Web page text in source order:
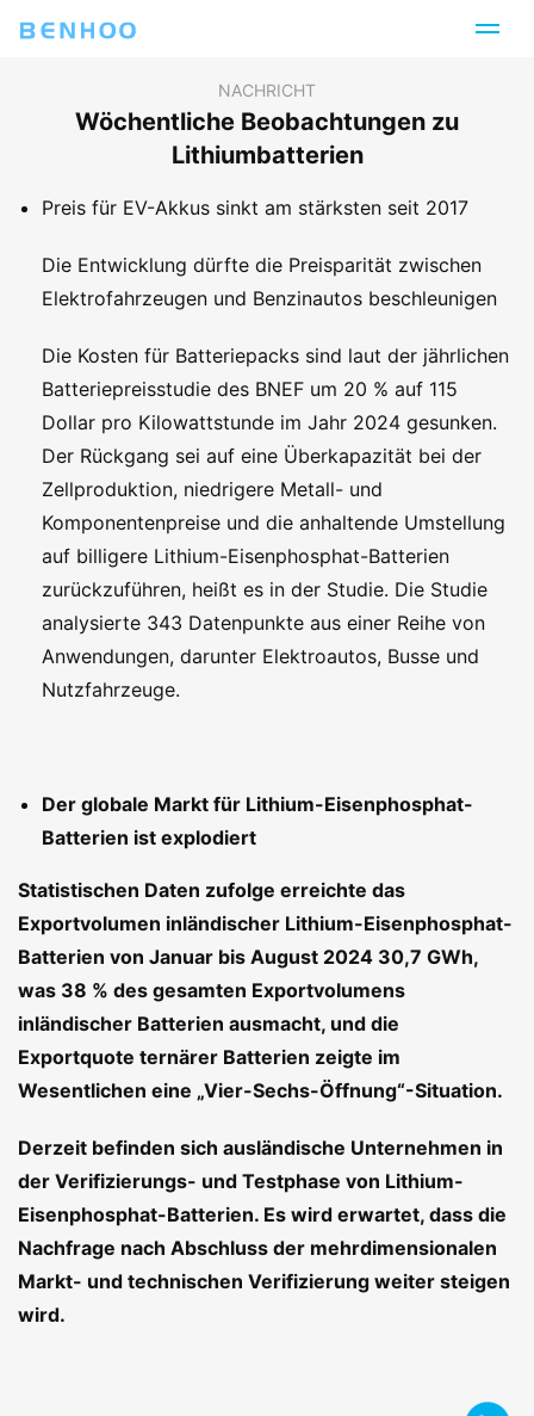
NACHRICHT
Wöchentliche Beobachtungen zu
Lithiumbatterien
Preis für EV-Akkus sinkt am stärksten seit 2017
Die Entwicklung dürfte die Preisparität zwischen
Elektrofahrzeugen und Benzinautos beschleunigen
Die Kosten für Batteriepacks sind laut der jährlichen
Batteriepreisstudie des BNEF um 20 % auf 115
Dollar pro Kilowattstunde im Jahr 2024 gesunken.
Der Rückgang sei auf eine Überkapazität bei der
Zellproduktion, niedrigere Metall- und
Komponentenpreise und die anhaltende Umstellung
auf billigere Lithium-Eisenphosphat-Batterien
zurückzuführen, heißt es in der Studie. Die Studie
analysierte 343 Datenpunkte aus einer Reihe von
Anwendungen, darunter Elektroautos, Busse und
Nutzfahrzeuge.
Der globale Markt für Lithium-Eisenphosphat-
Batterien ist explodiert
Statistischen Daten zufolge erreichte das
Exportvolumen inländischer Lithium-Eisenphosphat-
Batterien von Januar bis August 2024 30,7 GWh,
was 38 % des gesamten Exportvolumens
inländischer Batterien ausmacht, und die
Exportquote ternärer Batterien zeigte im
Wesentlichen eine „Vier-Sechs-Öffnung“-Situation.
Derzeit befinden sich ausländische Unternehmen in
der Verifizierungs- und Testphase von Lithium-
Eisenphosphat-Batterien. Es wird erwartet, dass die
Nachfrage nach Abschluss der mehrdimensionalen
Markt- und technischen Verifizierung weiter steigen
wird.